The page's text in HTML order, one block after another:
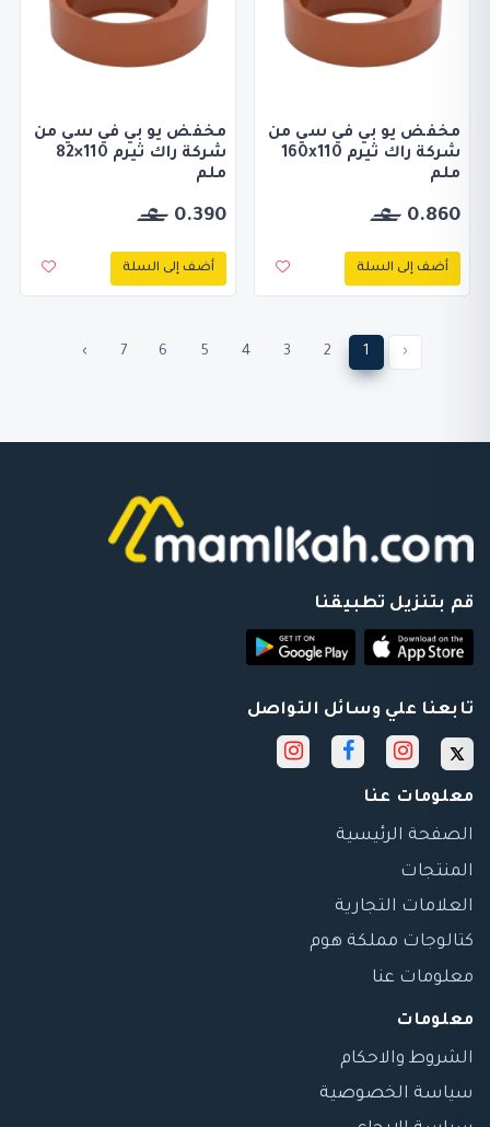
مخفض يو بي في سي من
شركة راك ثيرم 160x110
ملم
0.860
أضف إلى السلة
مخفض يو بي في سي من
شركة راك ثيرم 110×82
ملم
0.390
أضف إلى السلة
‹
1
2
3
4
5
6
7
›
قم بتنزيل تطبيقنا
تابعنا علي وسائل التواصل
معلومات عنا
الصفحة الرئيسية
المنتجات
العلامات التجارية
كتالوجات مملكة هوم
معلومات عنا
معلومات
الشروط والاحكام
سياسة الخصوصية